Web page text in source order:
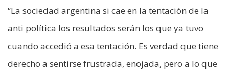
“La sociedad argentina si cae en la tentación de la
anti política los resultados serán los que ya tuvo
cuando accedió a esa tentación. Es verdad que tiene
derecho a sentirse frustrada, enojada, pero a lo que